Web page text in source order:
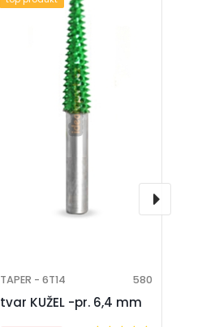
tvar KUŽEL -pr. 6,4 mm
TAPER - 6T14 580